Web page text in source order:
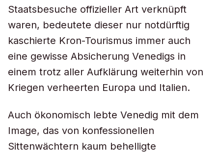
Staatsbesuche offizieller Art verknüpft
waren, bedeutete dieser nur notdürftig
kaschierte Kron-Tourismus immer auch
eine gewisse Absicherung Venedigs in
einem trotz aller Aufklärung weiterhin von
Kriegen verheerten Europa und Italien.
Auch ökonomisch lebte Venedig mit dem
Image, das von konfessionellen
Sittenwächtern kaum behelligte